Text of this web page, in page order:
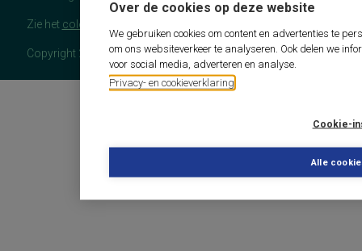
Over de cookies op deze website
We gebruiken cookies om content en advertenties te
om ons websiteverkeer te analyseren. Ook delen we
voor social media, adverteren en analyse.
Privacy- en cookieverklaring
Cookie-
Alle
Zie het colofon
Copyright 2026 - COTAN Documentatie